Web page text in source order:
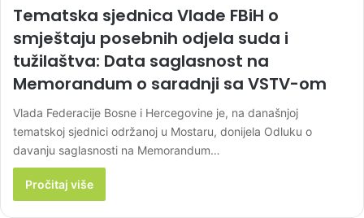
Tematska sjednica Vlade FBiH o
smještaju posebnih odjela suda i
tužilaštva: Data saglasnost na
Memorandum o saradnji sa VSTV-om
Vlada Federacije Bosne i Hercegovine je, na današnjoj
tematskoj sjednici održanoj u Mostaru, donijela Odluku o
davanju saglasnosti na Memorandum…
Pročitaj više